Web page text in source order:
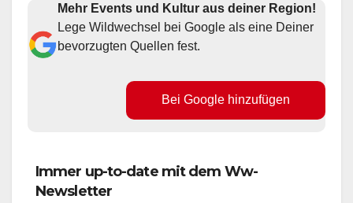
Mehr Events und Kultur aus deiner Region!
Lege Wildwechsel bei Google als eine Deiner
bevorzugten Quellen fest.
Bei Google hinzufügen
Immer up-to-date mit dem Ww-
Newsletter